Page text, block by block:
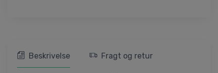
Beskrivelse Fragt og retur